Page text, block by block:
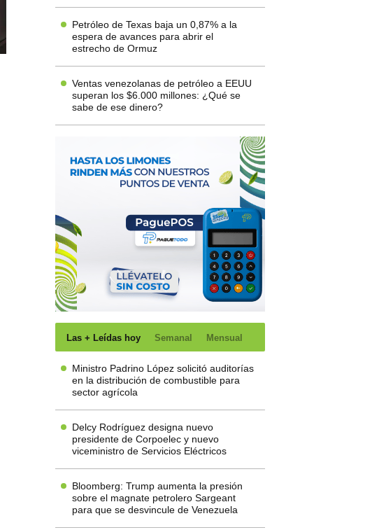
Petróleo de Texas baja un 0,87% a la
espera de avances para abrir el
estrecho de Ormuz
Ventas venezolanas de petróleo a EEUU
superan los $6.000 millones: ¿Qué se
sabe de ese dinero?
Las + Leídas hoy Semanal Mensual
Ministro Padrino López solicitó auditorías
en la distribución de combustible para
sector agrícola
Delcy Rodríguez designa nuevo
presidente de Corpoelec y nuevo
viceministro de Servicios Eléctricos
Bloomberg: Trump aumenta la presión
sobre el magnate petrolero Sargeant
para que se desvincule de Venezuela